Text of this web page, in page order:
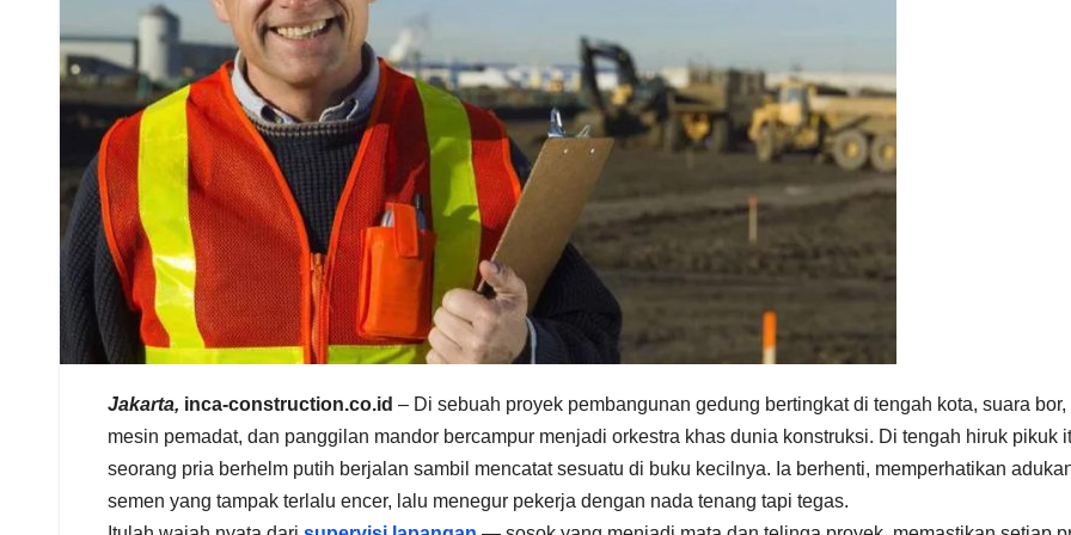
Jakarta, inca-construction.co.id – Di sebuah proyek pembangunan gedung bertingkat di tengah kota, suara bor,
mesin pemadat, dan panggilan mandor bercampur menjadi orkestra khas dunia konstruksi. Di tengah hiruk pikuk
seorang pria berhelm putih berjalan sambil mencatat sesuatu di buku kecilnya. Ia berhenti, memperhatikan
semen yang tampak terlalu encer, lalu menegur pekerja dengan nada tenang tapi tegas.